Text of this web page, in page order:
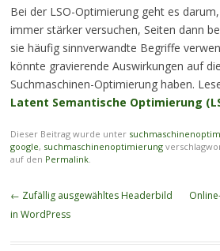
Bei der LSO-Optimierung geht es
immer stärker versuchen, Seiten dann
sie häufig sinnverwandte Begriffe
könnte gravierende Auswirkungen auf
Suchmaschinen-Optimierung haben.
Latent Semantische Optimierung
Dieser Beitrag wurde unter
google, suchmaschinenoptimierung
auf den Permalink.
Beitragsnavigation
← Zufällig ausgewähltes Headerbild
in WordPress